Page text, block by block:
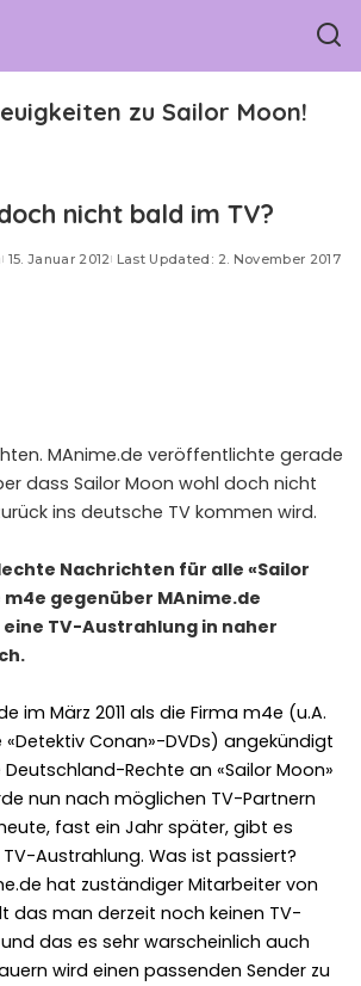
zu Sailor Moon!
nicht bald im TV?
15. Januar 2012 Last Updated: 2. November 2017
MAnime.de veröffentlichte gerade
dass Sailor Moon wohl doch nicht
ins deutsche TV kommen wird.
Nachrichten für alle «Sailor
m4e gegenüber MAnime.de
TV-Austrahlung in naher
im März 2011 als die Firma m4e (u.A.
Conan»-DVDs) angekündigt
Rechte an «Sailor Moon»
nun nach möglichen TV-Partnern
fast ein Jahr später, gibt es
Austrahlung. Was ist passiert?
hat zuständiger Mitarbeiter von
das man derzeit noch keinen TV-
das es sehr warscheinlich auch
wird einen passenden Sender zu